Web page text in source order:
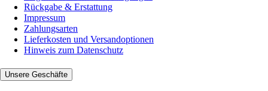
Rückgabe & Erstattung
Impressum
Zahlungsarten
Lieferkosten und Versandoptionen
Hinweis zum Datenschutz
Unsere Geschäfte